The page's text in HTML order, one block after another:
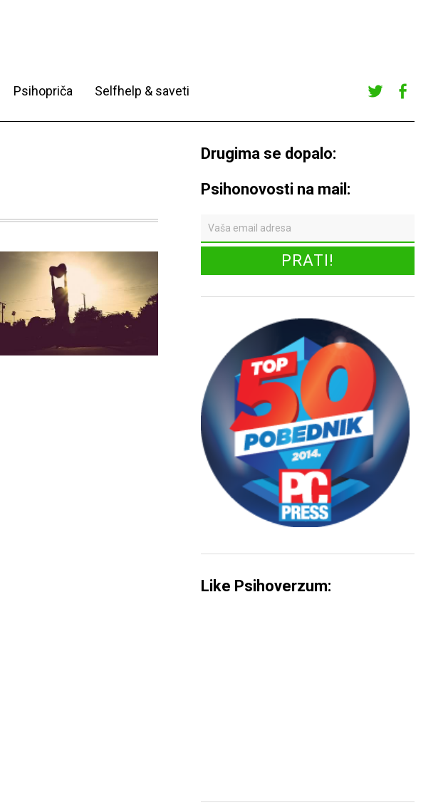
Psihopriča Selfhelp & saveti
r
ook
Drugima se dopalo:
Psihonovosti na mail:
Like Psihoverzum: